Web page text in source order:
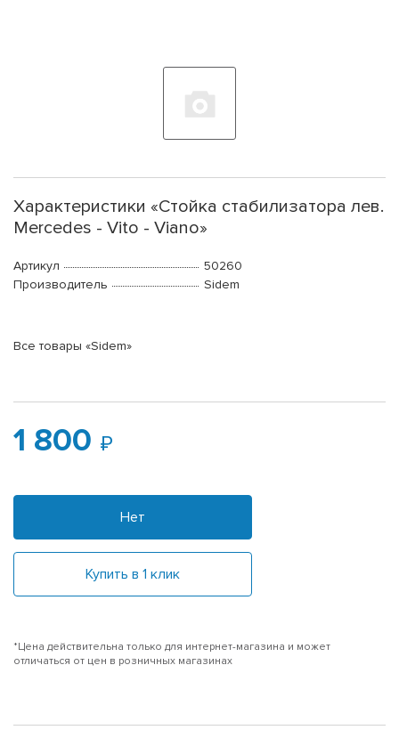
Характеристики «Стойка стабилизатора лев.
Mercedes - Vito - Viano»
Артикул
50260
Производитель
Sidem
Все товары «Sidem»
1 800
Нет
Купить в 1 клик
*Цена действительна только для интернет-магазина и может
отличаться от цен в розничных магазинах